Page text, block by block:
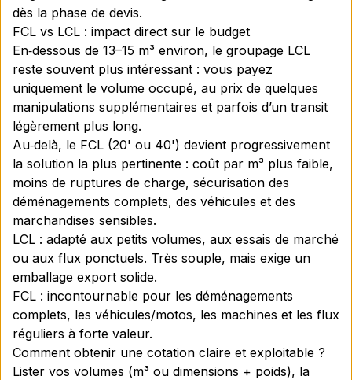
dès la phase de devis.
FCL vs LCL : impact direct sur le budget
En‑dessous de 13–15 m³ environ, le groupage LCL
reste souvent plus intéressant : vous payez
uniquement le volume occupé, au prix de quelques
manipulations supplémentaires et parfois d’un transit
légèrement plus long.
Au‑delà, le FCL (20' ou 40') devient progressivement
la solution la plus pertinente : coût par m³ plus faible,
moins de ruptures de charge, sécurisation des
déménagements complets, des véhicules et des
marchandises sensibles.
LCL : adapté aux petits volumes, aux essais de marché
ou aux flux ponctuels. Très souple, mais exige un
emballage export solide.
FCL : incontournable pour les déménagements
complets, les véhicules/motos, les machines et les flux
réguliers à forte valeur.
Comment obtenir une cotation claire et exploitable ?
Lister vos volumes (m³ ou dimensions + poids), la